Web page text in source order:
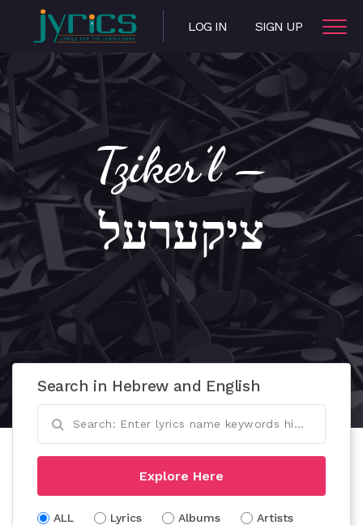
LOG IN SIGN UP
Tziker’l –
ציקערעל
Search in Hebrew and English
Explore Here
ALL Lyrics Albums Artists